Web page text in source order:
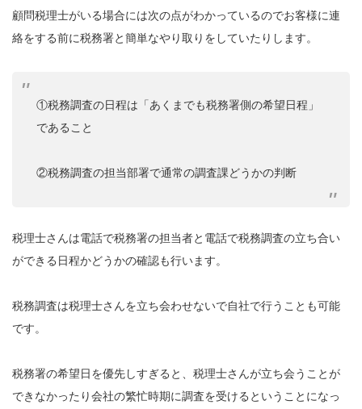
顧問税理士がいる場合には次の点がわかっているのでお客様に連
絡をする前に税務署と簡単なやり取りをしていたりします。
①税務調査の日程は「あくまでも税務署側の希望日程」
であること
②税務調査の担当部署で通常の調査課どうかの判断
税理士さんは電話で税務署の担当者と電話で税務調査の立ち合い
ができる日程かどうかの確認も行います。
税務調査は税理士さんを立ち会わせないで自社で行うことも可能
です。
税務署の希望日を優先しすぎると、税理士さんが立ち会うことが
できなかったり会社の繁忙時期に調査を受けるということになっ